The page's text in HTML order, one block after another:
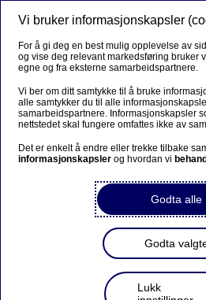
Slik gjør du
Slik avslutter du
eller kredittkort
Hvis du skal avslutte et kort som
Der trykker du på
avslutte og velger "Sperre eller
Hvis du ikke bruker mobilbank
Vi bruker informasjonskapsler
For å gi deg en best mulig opplevelse av
og vise deg relevant markedsføring bruker
egne og fra eksterne samarbeidspartnere.
Vi ber om ditt samtykke til å bruke
alle samtykker du til alle
samarbeidspartnere. Informasjonskapsler
nettstedet skal fungere omfattes ikke av
Det er enkelt å endre eller trekke tilbake
informasjonskapsler og hvordan vi
Godta alle
Godta
Lukk